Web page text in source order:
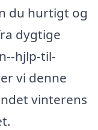
du hurtigt og
dygtige
hjlp-til-
vi denne
vinterens